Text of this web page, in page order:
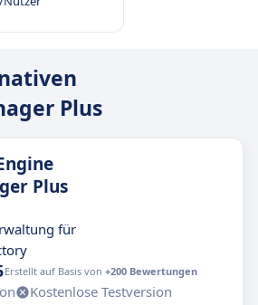
Plus
Plus
für
Erstellt auf Basis von +200 Bewertungen
Kostenlose Testversion